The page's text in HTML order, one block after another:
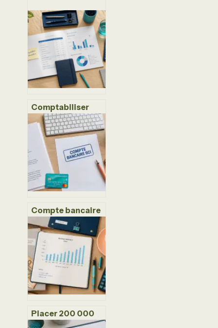
Comptabiliser
vos dépenses de
décoration : 4
codes clés et la
règle des 500 €
pour éviter le
redressement
fiscal
Compte bancaire
pour SCI : 3
critères pour
choisir une offre
gratuite sans
brider votre
gestion
Placer 200 000
euros : quel